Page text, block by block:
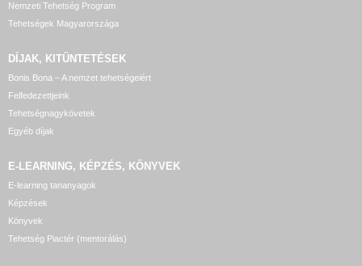
Nemzeti Tehetség Program
Tehetségek Magyarországa
DÍJAK, KITÜNTETÉSEK
Bonis Bona – A nemzet tehetségeiért
Felfedezettjeink
Tehetségnagykövetek
Egyéb díjak
E-LEARNING, KÉPZÉS, KÖNYVEK
E-learning tananyagok
Képzések
Könyvek
Tehetség Piactér (mentorálás)